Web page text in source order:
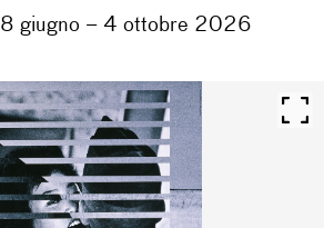
giugno – 4 ottobre 2026